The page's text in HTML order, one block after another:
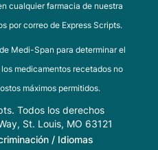
cualquier farmacia de nuestra
por correo de Express Scripts.
Medi-Span para determinar el
medicamentos recetados no
máximos permitidos.
Todos los derechos
St. Louis, MO 63121
/ Idiomas